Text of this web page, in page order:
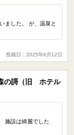
ました。 が、温泉と
投稿日：2025年6月12日
の謌（旧 ホテル
施設は綺麗でした